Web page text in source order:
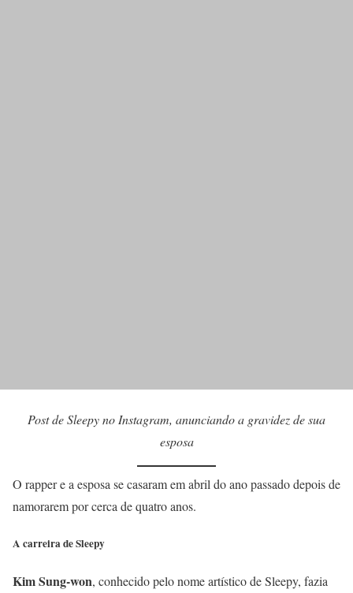
Post de Sleepy no Instagram, anunciando a gravidez de sua
esposa
O rapper e a esposa se casaram em abril do ano passado depois de
namorarem por cerca de quatro anos.
A carreira de Sleepy
Kim Sung-won, conhecido pelo nome artístico de Sleepy, fazia